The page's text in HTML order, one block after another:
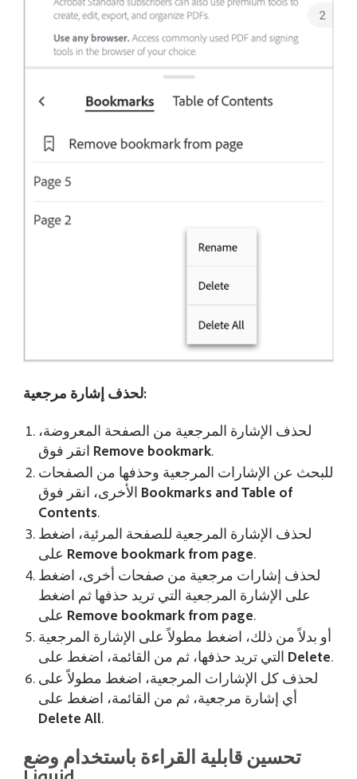
لحذف إشارة مرجعية:
لحذف الإشارة المرجعية من الصفحة المعروضة،
Remove bookmark.
للبحث عن الإشارات المرجعية وحذفها من الصفحات
Bookmarks and Table of
Contents.
لحذف الإشارة المرجعية للصفحة المرئية، اضغط
Remove bookmark from page.
لحذف إشارات مرجعية من صفحات أخرى، اضغط
على الإشارة المرجعية التي تريد حذفها ثم اضغط
Remove bookmark from page.
أو بدلاً من ذلك، اضغط مطولاً على الإشارة المرجعية
Delete.
لحذف كل الإشارات المرجعية، اضغط مطولاً على
أي إشارة مرجعية، ثم من القائمة، اضغط على
Delete All.
تحسين قابلية القراءة باستخدام وضع